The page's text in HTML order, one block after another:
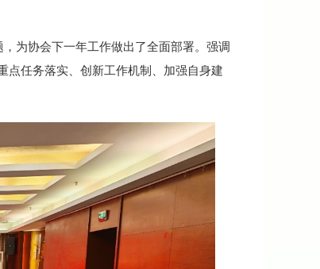
为协会下一年工作做出了全面部署。强调
点任务落实、创新工作机制、加强自身建